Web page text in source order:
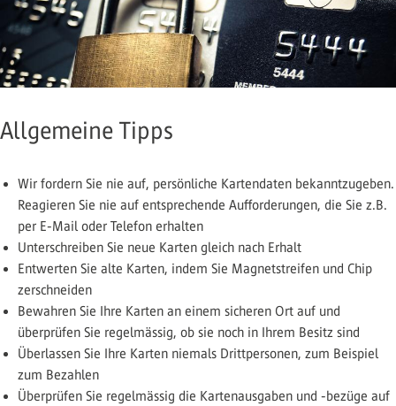
Allgemeine Tipps
Wir fordern Sie nie auf, persönliche Kartendaten bekanntzugeben.
Reagieren Sie nie auf entsprechende Aufforderungen, die Sie z.B.
per E-Mail oder Telefon erhalten
Unterschreiben Sie neue Karten gleich nach Erhalt
Entwerten Sie alte Karten, indem Sie Magnetstreifen und Chip
zerschneiden
Bewahren Sie Ihre Karten an einem sicheren Ort auf und
überprüfen Sie regelmässig, ob sie noch in Ihrem Besitz sind
Überlassen Sie Ihre Karten niemals Drittpersonen, zum Beispiel
zum Bezahlen
Überprüfen Sie regelmässig die Kartenausgaben und -bezüge auf